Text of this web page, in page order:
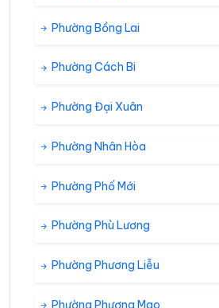
Phường Bồng Lai
Phường Cách Bi
Phường Đại Xuân
Phường Nhân Hòa
Phường Phố Mới
Phường Phù Lương
Phường Phương Liễu
Phường Phượng Mao